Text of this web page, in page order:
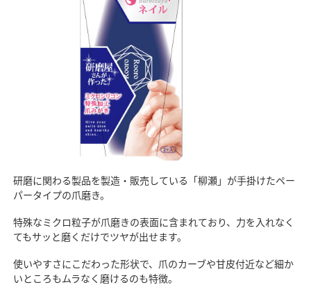
研磨に関わる製品を製造・販売している「柳瀬」が手掛けたペー
パータイプの爪磨き。
特殊なミクロ粒子が爪磨きの表面に含まれており、力を入れなく
てもサッと磨くだけでツヤが出せます。
使いやすさにこだわった形状で、爪のカーブや甘皮付近など細か
いところもムラなく磨けるのも特徴。